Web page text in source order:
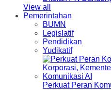
View all
Pemerintahan
BUMN
Legislatif
Pendidikan
Yudikatif
Perkuat Peran